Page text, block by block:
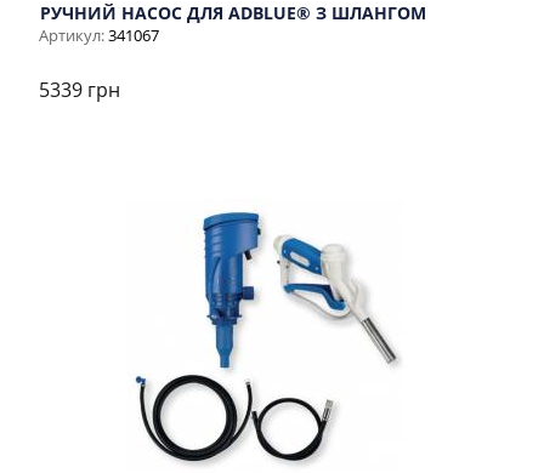
РУЧНИЙ НАСОС ДЛЯ ADBLUE® З ШЛАНГОМ
Артикул:341067
5339 грн